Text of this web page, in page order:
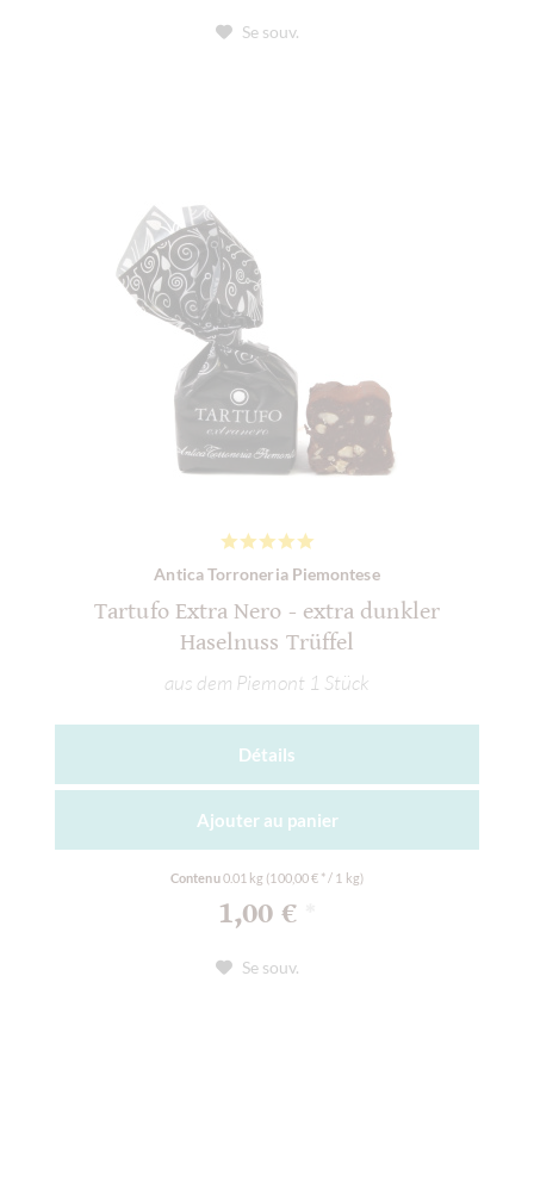
Se souv.
Antica Torroneria Piemontese
Tartufo Extra Nero - extra dunkler
Haselnuss Trüffel
aus dem Piemont 1 Stück
Détails
Ajouter au panier
Contenu0.01 kg (100,00 € * / 1 kg)
1,00 €
Se souv.